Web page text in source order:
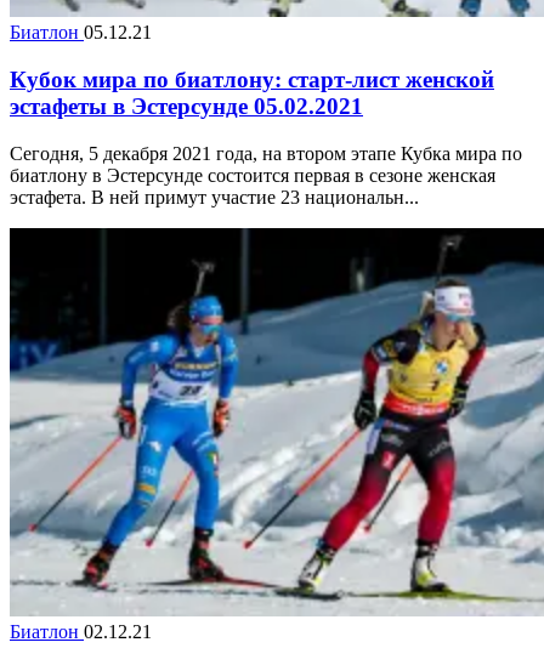
Биатлон 05.12.21
Кубок мира по биатлону: старт-лист женской
эстафеты в Эстерсунде 05.02.2021
Сегодня, 5 декабря 2021 года, на втором этапе Кубка мира по
биатлону в Эстерсунде состоится первая в сезоне женская
эстафета. В ней примут участие 23 национальн...
Биатлон 02.12.21